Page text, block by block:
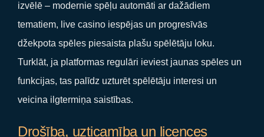
izvēlē – modernie spēļu automāti ar dažādiem
tematiem, live casino iespējas un progresīvās
džekpota spēles piesaista plašu spēlētāju loku.
Turklāt, ja platformas regulāri ieviest jaunas spēles un
funkcijas, tas palīdz uzturēt spēlētāju interesi un
veicina ilgtermiņa saistības.
Drošība, uzticamība un licences